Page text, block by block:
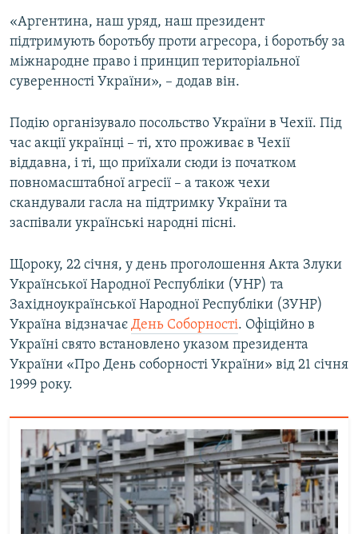
«Аргентина, наш уряд, наш президент
підтримують боротьбу проти агресора, і боротьбу за
міжнародне право і принцип територіальної
суверенності України», – додав він.
Подію організувало посольство України в Чехії. Під
час акції українці – ті, хто проживає в Чехії
віддавна, і ті, що приїхали сюди із початком
повномасштабної агресії – а також чехи
скандували гасла на підтримку України та
заспівали українські народні пісні.
Щороку, 22 січня, у день проголошення Акта Злуки
Української Народної Республіки (УНР) та
Західноукраїнської Народної Республіки (ЗУНР)
Україна відзначає День Соборності. Офіційно в
Україні свято встановлено указом президента
України «Про День соборності України» від 21 січня
1999 року.